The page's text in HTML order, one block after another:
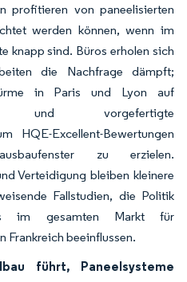
profitieren von paneelisierten
werden können, wenn im
knapp sind. Büros erholen sich
die Nachfrage dämpft;
in Paris und Lyon auf
und vorgefertigte
HQE-Excellent-Bewertungen
zu erzielen.
Verteidigung bleiben kleinere
Fallstudien, die Politik
im gesamten Markt für
Frankreich beeinflussen.
führt, Paneelsysteme